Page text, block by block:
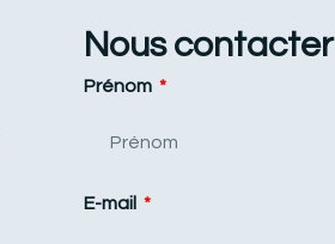
Nous contacter
Prénom
E-mail